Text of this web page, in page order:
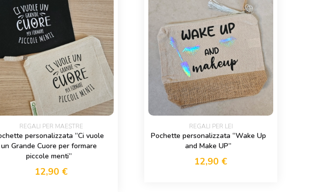
REGALI PER MAESTRE
personalizzata “Ci vuole
un Grande Cuore per formare
piccole menti”
12,90 €
REGALI PER LEI
Pochette personalizzata “Wake Up
and Make UP”
12,90 €